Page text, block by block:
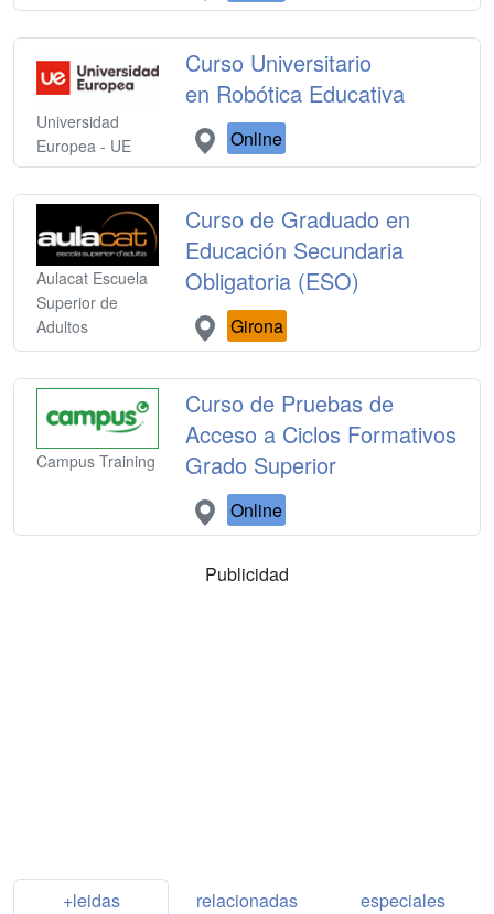
Universidad
Europea - UE
Curso Universitario
en Robótica Educativa
Online
Aulacat Escuela
Superior de
Adultos
Curso de Graduado en
Educación Secundaria
Obligatoria (ESO)
Girona
Campus Training
Curso de Pruebas de
Acceso a Ciclos Formativos
Grado Superior
Online
Publicidad
+leidas relacionadas
especiales